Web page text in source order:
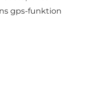
gps-funktion